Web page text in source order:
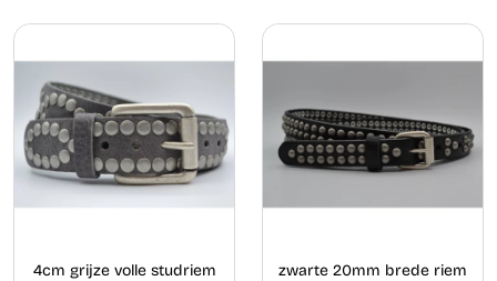
4cm grijze volle studriem
zwarte 20mm brede riem